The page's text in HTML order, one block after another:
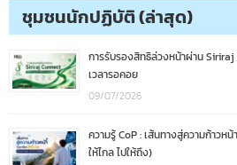
ชุมชนนักปฏิบัติ (ล่าสุด)
การรับรองสิทธิล่วงหน้าผ่าน Siriraj
เวลารอคอย
09/07/2026
ความรู้ CoP : เส้นทางสู่ความก้าว
ให้ไกล ไปให้ถึง)